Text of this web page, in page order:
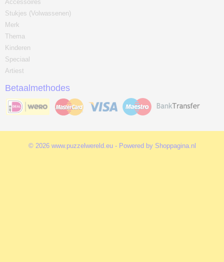
Accessoires
Stukjes (Volwassenen)
Merk
Thema
Kinderen
Speciaal
Artiest
Betaalmethodes
© 2026 www.puzzelwereld.eu - Powered by Shoppagina.nl